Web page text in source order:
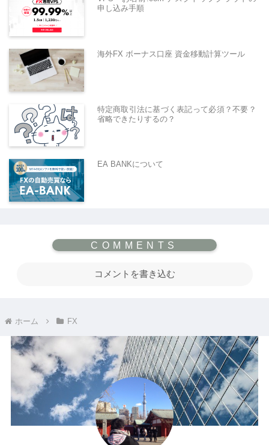
申し込み手順
海外FX ボーナス口座 資金移動計算ツール
特定商取引法に基づく表記って必須？不要？
省略できたりするの？
EA BANKについて
コメントを書き込む
ホーム FX